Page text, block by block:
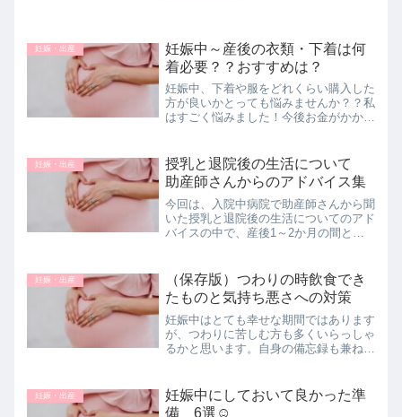
妊娠・出産
妊娠中～産後の衣類・下着は何
着必要？？おすすめは？
妊娠中、下着や服をどれくらい購入した
方が良いかとっても悩みませんか？？私
はすごく悩みました！今後お金がかかる
てなりました笑
妊娠・出産
授乳と退院後の生活について
助産師さんからのアドバイス集
今回は、入院中病院で助産師さんから聞
いた授乳と退院後の生活についてのアド
バイスの中で、産後1～2か月の間とて
んでくださった方が少しでも楽になった
らうれしいです🐶💕
妊娠・出産
（保存版）つわりの時飲食でき
たものと気持ち悪さへの対策
妊娠中はとても幸せな期間ではあります
が、つわりに苦しむ方も多くいらっしゃ
るかと思います。自身の備忘録も兼ね
トになったらうれしいです！
妊娠・出産
妊娠中にしておいて良かった準
備 6選☺️